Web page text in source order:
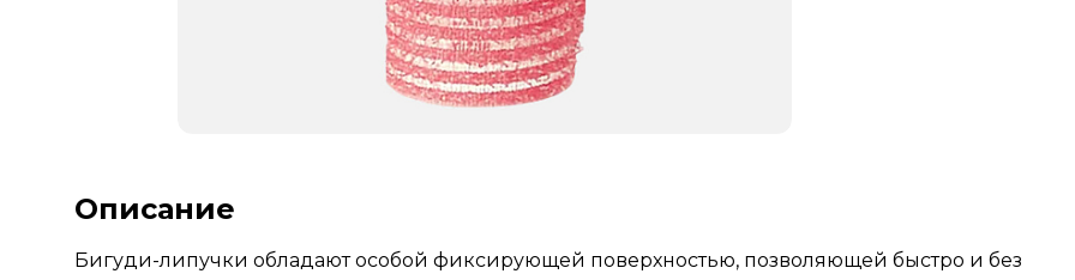
Описание
Бигуди-липучки обладают особой фиксирующей поверхностью, позволяющей быстро и без